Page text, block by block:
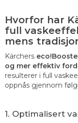
Hvorfor har
full
mens
Kärchers
og mer effektiv
resulterer i full
oppnås gjennom
1. Optimalisert